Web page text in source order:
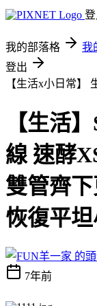
登
我的部落格 我
登出
【生活x小日常】
【生活
線 速酵
雙管齊
恢復平
7年前